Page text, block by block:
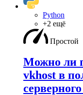
Python
+2 ещё
Простой
Можно ли
vkhost в